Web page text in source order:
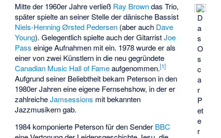
D
a
s
O
s
c
a
r
P
et
e
r
Mitte der 1960er Jahre verließ Ray Browndas Trio,
später spielte an seiner Stelle der dänische Bassist
Niels-Henning Ørsted Pedersen (aber auch Dave
Young). Gelegentlich spielte auch der GitarristJoe
Pass einige Aufnahmen mit ein. 1978 wurde er als
einer von zwei Künstlern in die neu gegründete
Canadian Music Hall of Fameaufgenommen.[1]
Aufgrund seiner Beliebtheit bekam Peterson in den
1980er Jahren eine eigene Fernsehshow, in der er
zahlreicheJamsessions mit bekannten
Jazzmusikern gab.
1984 komponierte Peterson für den Sender BBC